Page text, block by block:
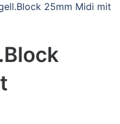
25mm Midi mit